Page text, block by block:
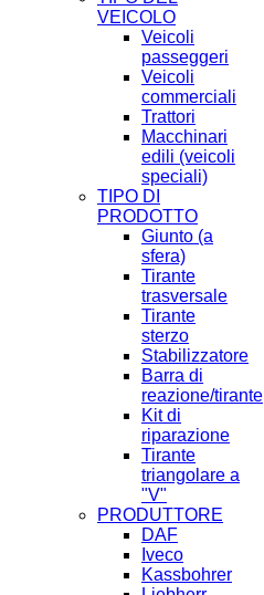
VEICOLO
Veicoli
passeggeri
Veicoli
commerciali
Trattori
Macchinari
edili (veicoli
speciali)
TIPO DI
PRODOTTO
Giunto (a
sfera)
Tirante
trasversale
Tirante
sterzo
Stabilizzatore
Barra di
reazione/tirante
Kit di
riparazione
Tirante
triangolare a
"V"
PRODUTTORE
DAF
Iveco
Kassbohrer